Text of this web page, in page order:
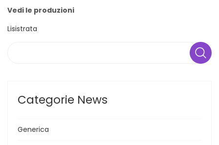
Vedi le produzioni
Lisistrata
Categorie News
Generica